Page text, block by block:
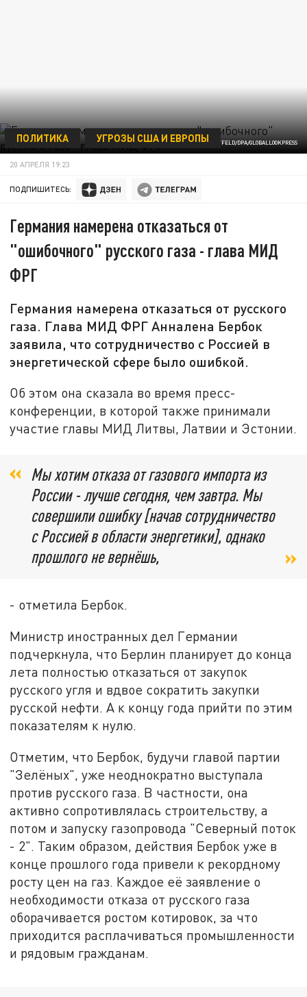
KAY NIETFELD/DPA/GLOBALLOOKPRESS
ПОЛИТИКА УГРОЗЫ США И ЕВРОПЫ
20 АПРЕЛЯ 19:23
ПОДПИШИТЕСЬ:
Германия намерена отказаться от
"ошибочного" русского газа - глава МИД
ФРГ
Германия намерена отказаться от русского
газа. Глава МИД ФРГ Анналена Бербок
заявила, что сотрудничество с Россией в
энергетической сфере было ошибкой.
Об этом она сказала во время пресс-
конференции, в которой также принимали
участие главы МИД Литвы, Латвии и Эстонии.
Мы хотим отказа от газового импорта из
России - лучше сегодня, чем завтра. Мы
совершили ошибку [начав сотрудничество
с Россией в области энергетики], однако
прошлого не вернёшь,
- отметила Бербок.
Министр иностранных дел Германии
подчеркнула, что Берлин планирует до конца
лета полностью отказаться от закупок
русского угля и вдвое сократить закупки
русской нефти. А к концу года прийти по этим
показателям к нулю.
Отметим, что Бербок, будучи главой партии
"Зелёных", уже неоднократно выступала
против русского газа. В частности, она
активно сопротивлялась строительству, а
потом и запуску газопровода "Северный поток
- 2". Таким образом, действия Бербок уже в
конце прошлого года привели к рекордному
росту цен на газ. Каждое её заявление о
необходимости отказа от русского газа
оборачивается ростом котировок, за что
приходится расплачиваться промышленности
и рядовым гражданам.